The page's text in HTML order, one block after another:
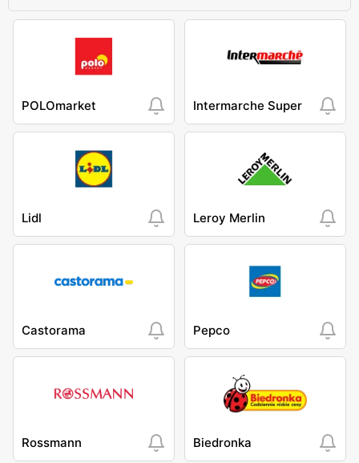
POLOmarket Intermarche Super
Lidl Leroy Merlin
Castorama Pepco
Rossmann Biedronka